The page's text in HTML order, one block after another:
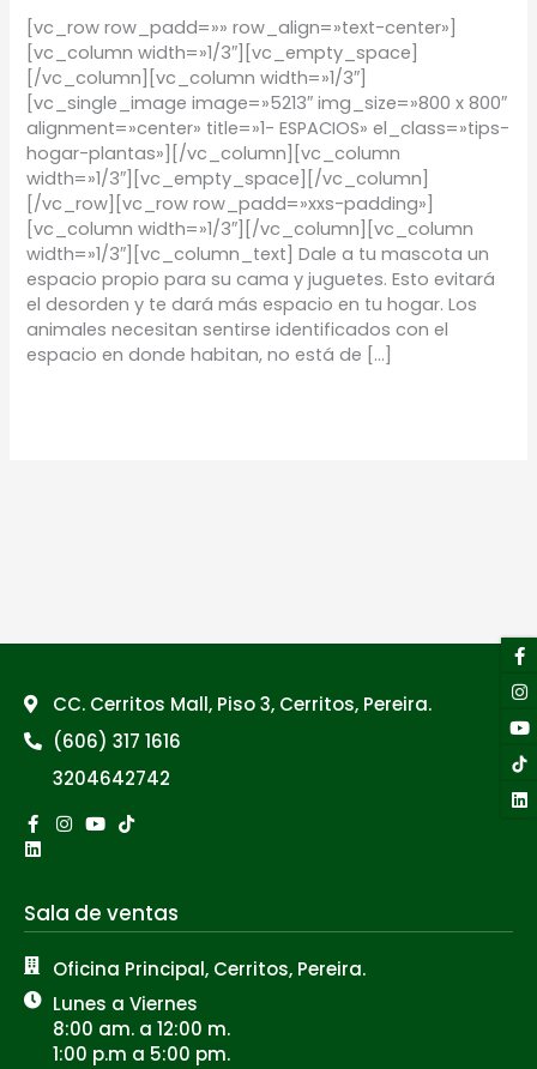
[vc_row row_padd=»» row_align=»text-center»]
[vc_column width=»1/3″][vc_empty_space]
[/vc_column][vc_column width=»1/3″]
[vc_single_image image=»5213″ img_size=»800 x 800″
alignment=»center» title=»1- ESPACIOS» el_class=»tips-
hogar-plantas»][/vc_column][vc_column
width=»1/3″][vc_empty_space][/vc_column]
[/vc_row][vc_row row_padd=»xxs-padding»]
[vc_column width=»1/3″][/vc_column][vc_column
width=»1/3″][vc_column_text] Dale a tu mascota un
espacio propio para su cama y juguetes. Esto evitará
el desorden y te dará más espacio en tu hogar. Los
animales necesitan sentirse identificados con el
espacio en donde habitan, no está de […]
CC. Cerritos Mall, Piso 3, Cerritos, Pereira.
(606) 317 1616
3204642742
Facebook-
f
Instagram
Youtube
Tiktok
Linkedin
Sala de ventas
Oficina Principal, Cerritos, Pereira.
Lunes a Viernes
8:00 am. a 12:00 m.
1:00 p.m a 5:00 pm.
f